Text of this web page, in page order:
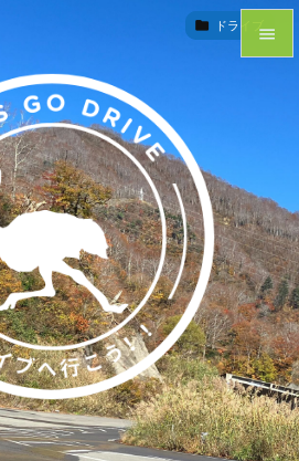


前へ

次へ

検索
 ドライブ
 ドライブ